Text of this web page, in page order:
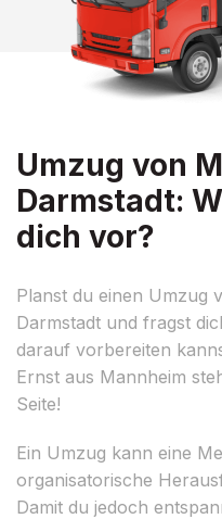
Umzug von
Darmstadt:
dich vor?
Planst du einen Umzug
Darmstadt und fragst
darauf vorbereiten
Ernst aus Mannheim
Seite!
Ein Umzug kann eine
organisatorische
Damit du jedoch